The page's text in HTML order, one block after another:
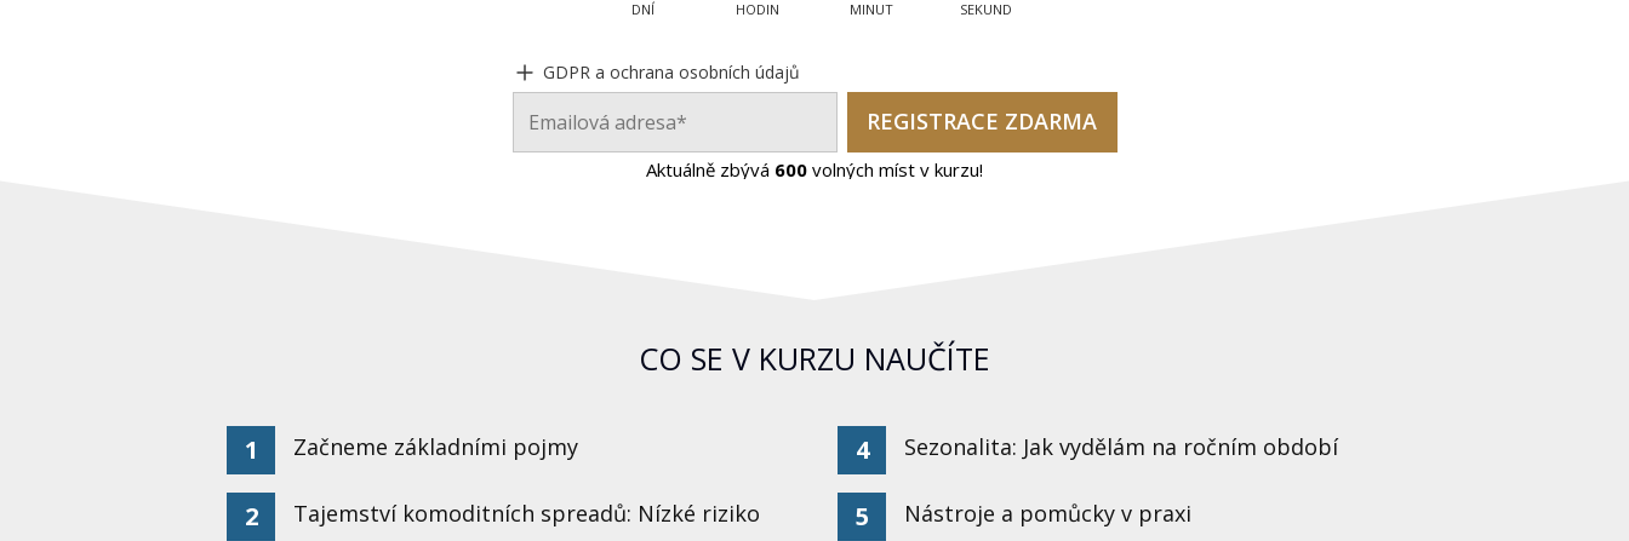
DNÍ HODIN MINUT SEKUND
GDPR a ochrana osobních údajů
REGISTRACE ZDARMA
Aktuálně zbývá 600 volných míst v kurzu!
CO SE V KURZU NAUČÍTE
1 Začneme základními pojmy
2 Tajemství komoditních spreadů: Nízké riziko
4 Sezonalita: Jak vydělám na ročním období
5 Nástroje a pomůcky v praxi